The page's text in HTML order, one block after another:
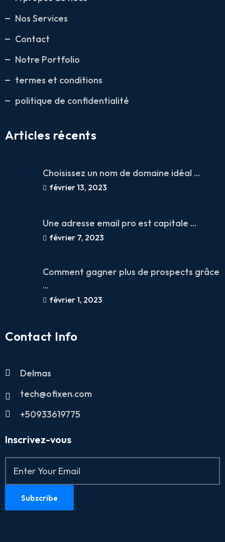
Nos Services
Contact
Notre Portfolio
termes et conditions
politique de confidentialité
Articles récents
Choisissez un nom de domaine idéal ...
février 13, 2023
Une adresse email pro est capitale ...
février 7, 2023
Comment gagner plus de prospects grâce
...
février 1, 2023
Contact Info
Delmas
tech@ofixen.com
+50933619775
Inscrivez-vous